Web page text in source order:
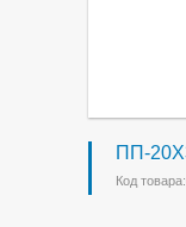
ПП-
Код